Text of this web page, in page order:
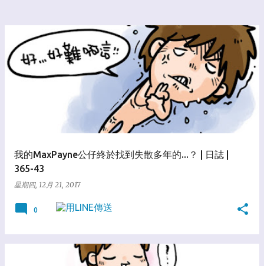
我的MaxPayne公仔終於找到失散多年的...？ | 日誌 |
365-43
星期四, 12月 21, 2017
0